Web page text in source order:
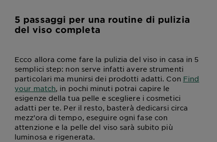
5 passaggi per una routine di pulizia
del viso completa
Ecco allora come fare la pulizia del viso in casa in 5
semplici step: non serve infatti avere strumenti
particolari ma munirsi dei prodotti adatti. Con Find
your match, in pochi minuti potrai capire le
esigenze della tua pelle e scegliere i cosmetici
adatti per te. Per il resto, basterà dedicarsi circa
mezz’ora di tempo, eseguire ogni fase con
attenzione e la pelle del viso sarà subito più
luminosa e rigenerata.